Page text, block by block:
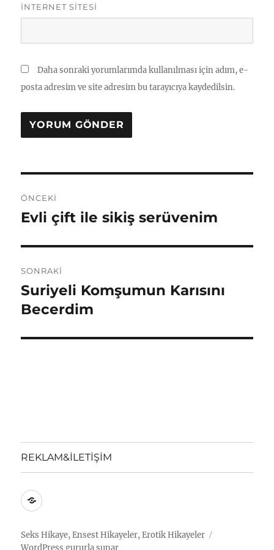
İNTERNET SITESI
Daha sonraki yorumlarımda kullanılması için adım, e-
posta adresim ve site adresim bu tarayıcıya kaydedilsin.
gezinmesi
ÖNCEKI
Önceki
Evli çift ile sikiş serüvenim
SONRAKI
Sonraki
yazı:
Suriyeli Komşumun Karısını
Becerdim
REKLAM&İLETİŞİM
REKLAM&İLETİŞİM
Seks Hikaye, Ensest Hikayeler, Erotik Hikayeler
WordPress gururla sunar